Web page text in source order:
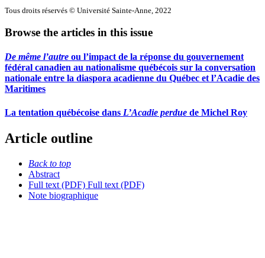
Tous droits réservés © Université Sainte-Anne, 2022
Browse the articles in this issue
De même l’autre ou l’impact de la réponse du gouvernement
fédéral canadien au nationalisme québécois sur la conversation
nationale entre la diaspora acadienne du Québec et l’Acadie des
Maritimes
La tentation québécoise dans L’Acadie perdue de Michel Roy
Article outline
Back to top
Abstract
Full text (PDF) Full text (PDF)
Note biographique